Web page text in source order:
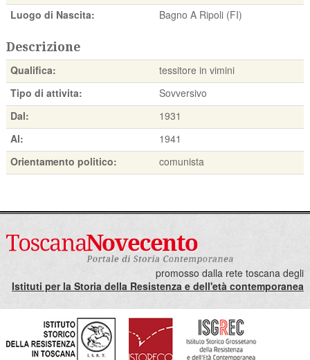
Luogo di Nascita:
Bagno A Ripoli (FI)
Descrizione
Qualifica:
tessitore in vimini
Tipo di attivita:
Sovversivo
Dal:
1931
Al:
1941
Orientamento politico:
comunista
promosso dalla rete toscana degli
Istituti per la Storia della Resistenza e dell'età contemporanea